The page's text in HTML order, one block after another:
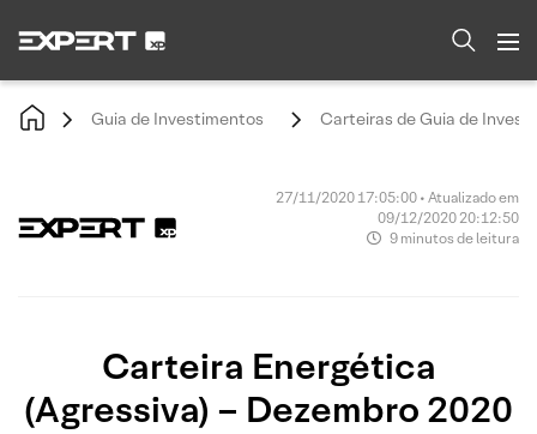
Guia de Investimentos Carteiras de Guia de
27/11/2020 17:05:00 • Atualizado em
09/12/2020 20:12:50
9 minutos de leitura
Carteira Energética
(Agressiva) – Dezembro 2020